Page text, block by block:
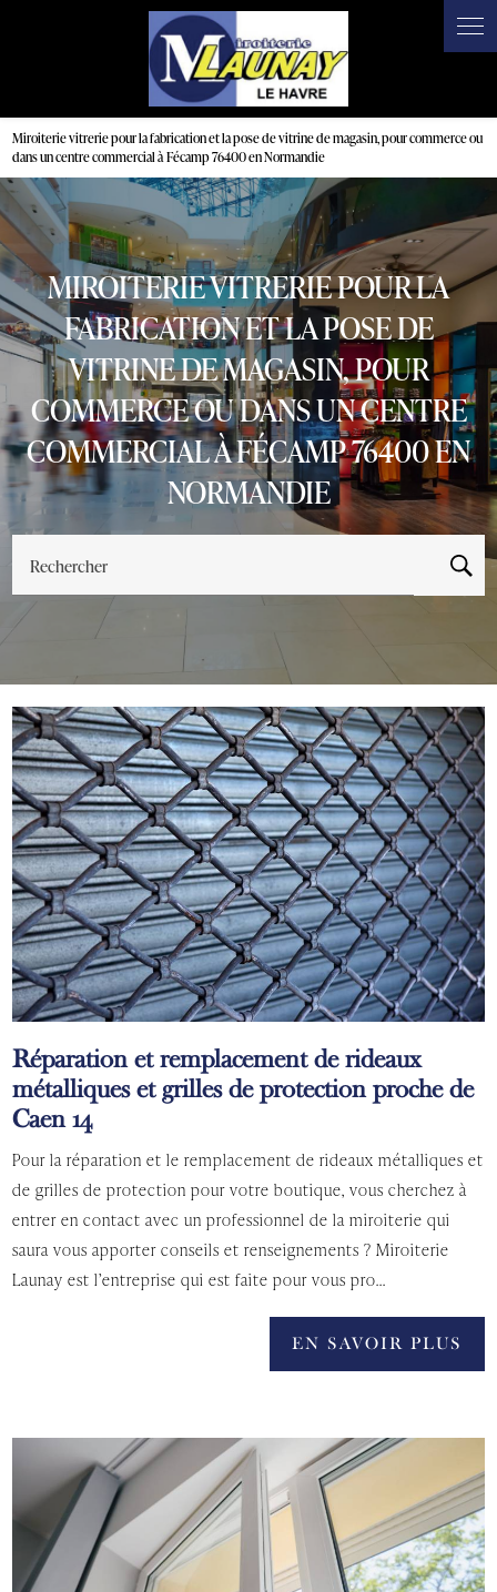
Miroiterie vitrerie pour la fabrication et la pose de vitrine de magasin, pour commerce ou
dans un centre commercial à Fécamp 76400 en Normandie
MIROITERIE VITRERIE POUR LA
FABRICATION ET LA POSE DE
VITRINE DE MAGASIN, POUR
COMMERCE OU DANS UN CENTRE
COMMERCIAL À FÉCAMP 76400 EN
NORMANDIE
Rechercher
Réparation et remplacement de rideaux
métalliques et grilles de protection proche de
Caen 14
Pour la réparation et le remplacement de rideaux métalliques et
de grilles de protection pour votre boutique, vous cherchez à
entrer en contact avec un professionnel de la miroiterie qui
saura vous apporter conseils et renseignements ? Miroiterie
Launay est l’entreprise qui est faite pour vous pro...
EN SAVOIR PLUS
Panneau de gestion des cookies